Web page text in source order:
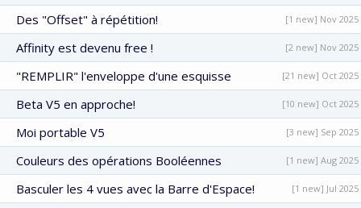
Des "Offset" à répétition! [1 new] Nov 2025
Affinity est devenu free ! [2 new] Nov 2025
"REMPLIR" l'enveloppe d'une esquisse [21 new] Oct 2025
Beta V5 en approche! [10 new] Oct 2025
Moi portable V5 [3 new] Sep 2025
Couleurs des opérations Booléennes [1 new] Aug 2025
Basculer les 4 vues avec la Barre d'Espace! [1 new] Jul 2025